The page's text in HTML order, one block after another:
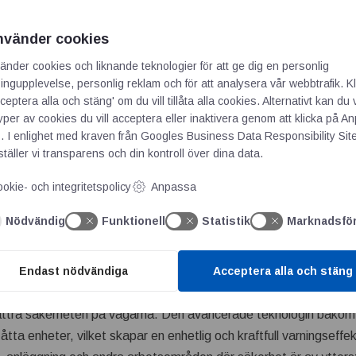
till trygghet och effektiv krishantering. Det skapar en
Därför är nödljus en viktig investering i alla
65 – ett varningsljus med svårslagen kombination av
65, ett innovativt varningsljus som är utvecklat för att
olika situationer. Med sina kraftfulla orange LED-dioder
säkerheten på vägarna. Den avancerade teknologin
enheter, vilket skapar en enhetlig och kraftfull
cookies
cookies och liknande teknologier för att ge dig en personlig
personlig reklam och för att analysera vår webbtrafik.
alla och stäng' om du vill tillåta alla cookies. Alternativt kan du
av cookies du vill acceptera eller inaktivera genom att klicka på
I enlighet med kraven från Googles Business Data Responsibility
vi transparens och din kontroll över dina data.
och integritetspolicy Anpassa
Nödvändig Funktionell Statistik
Endast nödvändiga Acceptera alla och stäng